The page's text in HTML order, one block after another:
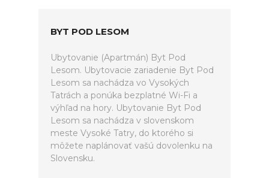
BYT POD LESOM
Ubytovanie (Apartmán) Byt Pod
Lesom. Ubytovacie zariadenie Byt Pod
Lesom sa nachádza vo Vysokých
Tatrách a ponúka bezplatné Wi-Fi a
výhľad na hory. Ubytovanie Byt Pod
Lesom sa nachádza v slovenskom
meste Vysoké Tatry, do ktorého si
môžete naplánovať vašú dovolenku na
Slovensku.